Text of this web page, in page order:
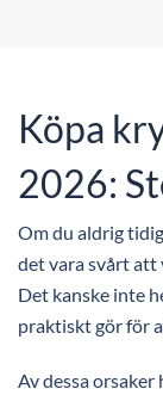
Köpa
2026:
Om du aldrig
det vara svårt att
Det kanske inte
praktiskt gör för
Av dessa